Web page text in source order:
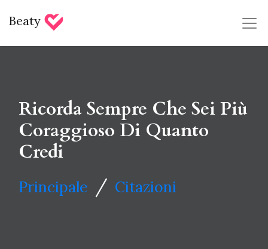
Beaty
Ricorda Sempre Che Sei Più
Coraggioso Di Quanto
Credi
Principale / Citazioni